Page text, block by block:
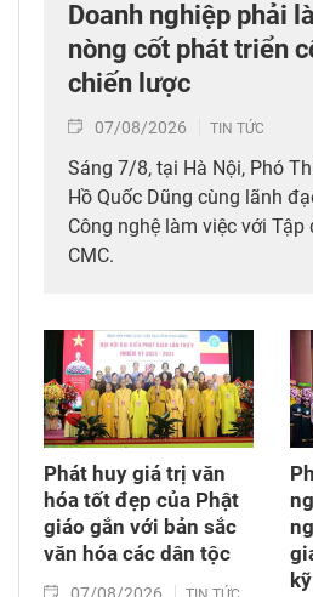
Doanh nghiệp phải
nòng cốt phát triển
chiến lược
07/08/2026 TIN TỨC
Sáng 7/8, tại Hà Nội, Phó
Hồ Quốc Dũng cùng lãnh
Công nghệ làm việc với Tập
CMC.
Phát huy giá trị văn
hóa tốt đẹp của Phật
giáo gắn với bản sắc
văn hóa các dân tộc
07/08/2026